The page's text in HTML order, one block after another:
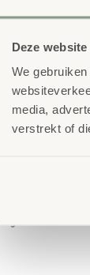
Deze
We
media,
verstrekt of
is de
een
de